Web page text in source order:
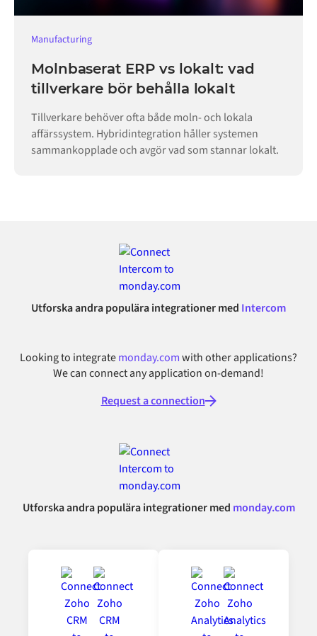
Manufacturing
Molnbaserat ERP vs lokalt: vad
tillverkare bör behålla lokalt
Tillverkare behöver ofta både moln- och lokala
affärssystem. Hybridintegration håller systemen
sammankopplade och avgör vad som stannar lokalt.
Utforska andra populära integrationer med Intercom
Looking to integratemonday.comwith other applications?
We can connect any application on-demand!
Request a connection
Utforska andra populära integrationer med monday.com